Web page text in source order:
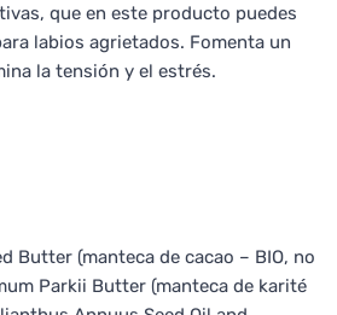
que en este producto puedes
labios agrietados. Fomenta un
la tensión y el estrés.
Butter (manteca de cacao – BIO, no
Parkii Butter (manteca de karité